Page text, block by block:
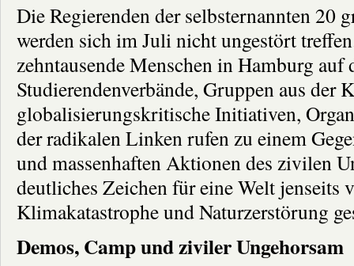
Die Regierenden der selbsternannten 20
werden sich im Juli nicht ungestört
zehntausende Menschen in Hamburg auf
Studierendenverbände, Gruppen aus der
globalisierungskritische Initiativen,
der radikalen Linken rufen zu einem
und massenhaften Aktionen des zivilen
deutliches Zeichen für eine Welt
Klimakatastrophe und Naturzerstörung
Demos, Camp und ziviler Ungehorsam